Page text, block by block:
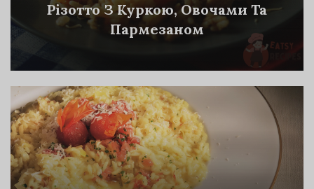
Різотто З Куркою, Овочами Та
Пармезаном